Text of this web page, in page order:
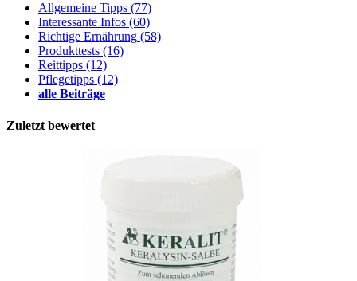
Allgemeine Tipps (77)
Interessante Infos (60)
Richtige Ernährung (58)
Produkttests (16)
Reittipps (12)
Pflegetipps (12)
alle Beiträge
Zuletzt bewertet